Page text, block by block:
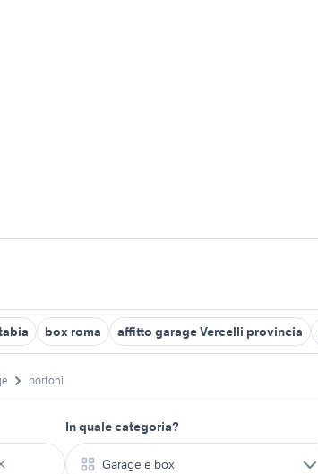
box roma affitto garage Vercelli provincia
portoni
In quale categoria?
Garage e box